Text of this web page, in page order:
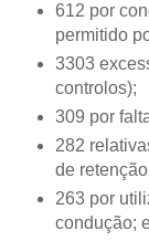
612 por
permitido
3303
controlos);
309 por
282
de
263 por
condução;